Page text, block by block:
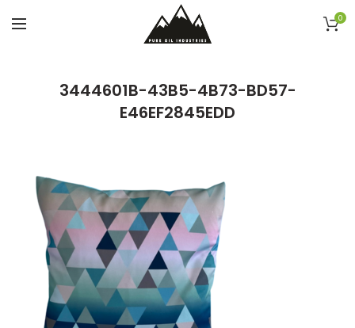
0
3444601B-43B5-4B73-BD57-
E46EF2845EDD